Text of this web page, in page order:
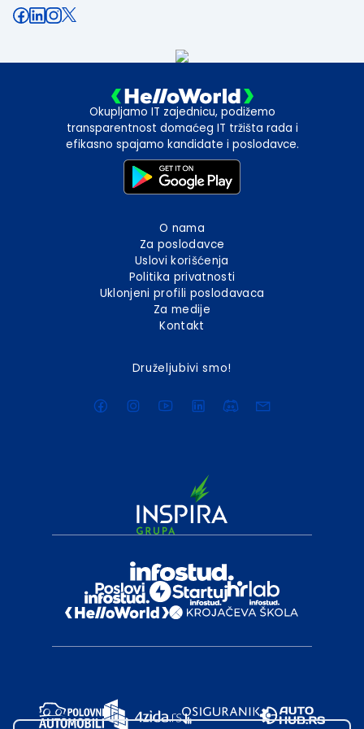
Okupljamo IT zajednicu, podižemo
transparentnost domaćeg IT tržišta rada i
efikasno spajamo kandidate i poslodavce.
O nama
Za poslodavce
Uslovi korišćenja
Politika privatnosti
Uklonjeni profili poslodavaca
Za medije
Kontakt
Druželjubivi smo!